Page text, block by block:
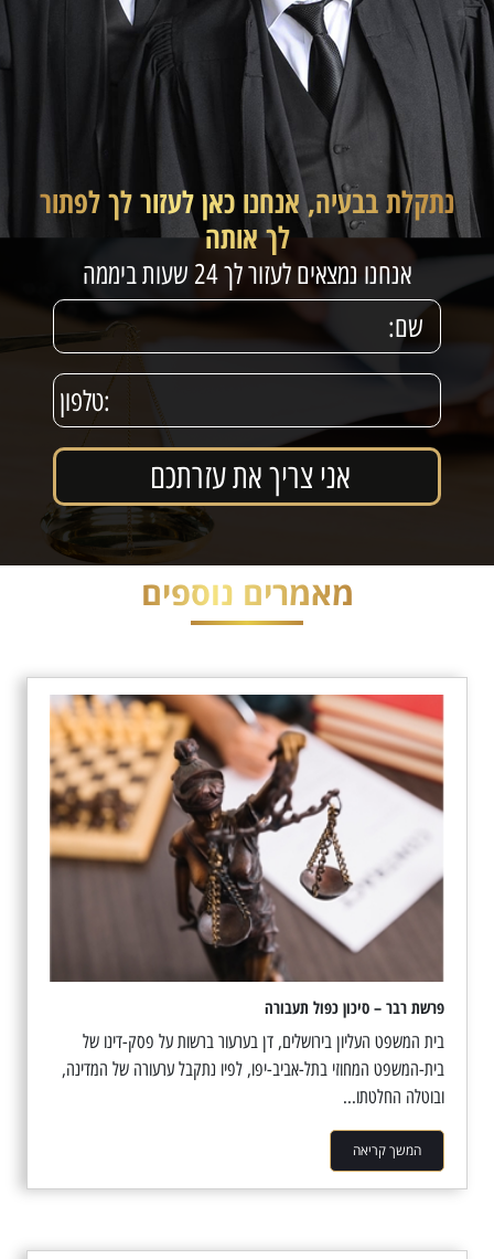
נתקלת בבעיה, אנחנו כאן לעזור לך לפתור
לך אותה
אנחנו נמצאים לעזור לך 24 שעות ביממה
מאמרים נוספים
פרשת רבר – סיכון כפול תעבורה
בית המשפט העליון בירושלים, דן בערעור ברשות על פסק-דינו של
בית-המשפט המחוזי בתל-אביב-יפו, לפיו נתקבל ערעורה של המדינה,
ובוטלה החלטתו...
המשך קריאה